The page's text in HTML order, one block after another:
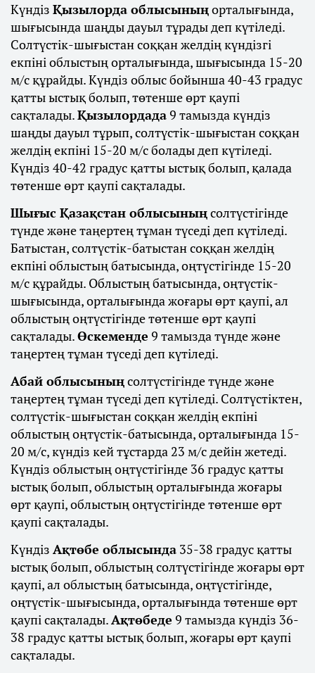
Күндіз Қызылорда облысыныңорталығында,
шығысында шаңды дауыл тұрады деп күтіледі.
Солтүстік-шығыстан соққан желдің күндізгі
екпіні облыстың орталығында, шығысында 15-20
м/с құрайды. Күндіз облыс бойынша 40-43 градус
қатты ыстық болып, төтенше өрт қаупі
сақталады.Қызылордада9 тамызда күндіз
шаңды дауыл тұрып, солтүстік-шығыстан соққан
желдің екпіні 15-20 м/с болады деп күтіледі.
Күндіз 40-42 градус қатты ыстық болып, қалада
төтенше өрт қаупі сақталады.
Шығыс Қазақстан облысыныңсолтүстігінде
түнде және таңертең тұман түседі деп күтіледі.
Батыстан, солтүстік-батыстан соққан желдің
екпіні облыстың батысында, оңтүстігінде 15-20
м/с құрайды. Облыстың батысында, оңтүстік-
шығысында, орталығында жоғары өрт қаупі, ал
облыстың оңтүстігінде төтенше өрт қаупі
сақталады.Өскеменде 9 тамызда түнде және
таңертең тұман түседі деп күтіледі.
Абай облысыныңсолтүстігінде түнде және
таңертең тұман түседі деп күтіледі. Солтүстіктен,
солтүстік-шығыстан соққан желдің екпіні
облыстың оңтүстік-батысында, орталығында 15-
20 м/с, күндіз кей тұстарда 23 м/с дейін жетеді.
Күндіз облыстың оңтүстігінде 36 градус қатты
ыстық болып, облыстың орталығында жоғары
өрт қаупі, облыстың оңтүстігінде төтенше өрт
қаупі сақталады.
Күндіз Ақтөбе облысында 35-38 градус қатты
ыстық болып, облыстың солтүстігінде жоғары өрт
қаупі, ал облыстың батысында, оңтүстігінде,
оңтүстік-шығысында, орталығында төтенше өрт
қаупі сақталады.Ақтөбеде 9 тамызда күндіз 36-
38 градус қатты ыстық болып, жоғары өрт қаупі
сақталады.